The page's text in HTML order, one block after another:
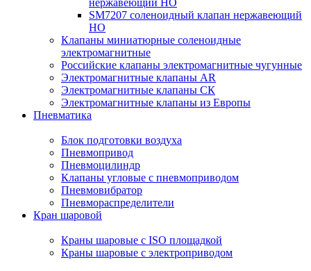
нержавеющий НО
SM7207 соленоидный клапан нержавеющий
НО
Клапаны миниатюрные соленоидные
электромагнитные
Российские клапаны электромагнитные чугунные
Электромагнитные клапаны AR
Электромагнитные клапаны СК
Электромагнитные клапаны из Европы
Пневматика
Блок подготовки воздуха
Пневмопривод
Пневмоцилиндр
Клапаны угловые с пневмоприводом
Пневмовибратор
Пневмораспределители
Кран шаровой
Краны шаровые с ISO площадкой
Краны шаровые с электроприводом